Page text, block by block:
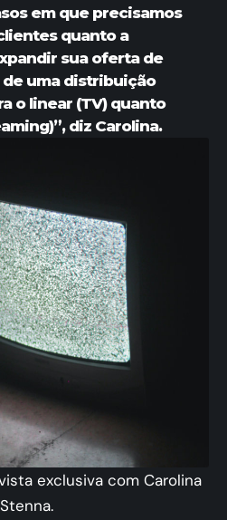
em que precisamos
quanto a
sua oferta de
uma distribuição
o linear (TV) quanto
diz Carolina.
exclusiva com Carolina